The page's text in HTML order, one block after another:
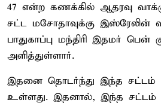
47 என்ற கணக்கில் ஆதரவு
சட்ட மசோதாவுக்கு இஸ்ரேலின்
பாதுகாப்பு மந்திரி இதமர் பென்
அளித்துள்ளார்.
இதனை தொடர்ந்து இந்த சட்டம்
உள்ளது. இதனால், இந்த சட்டம்